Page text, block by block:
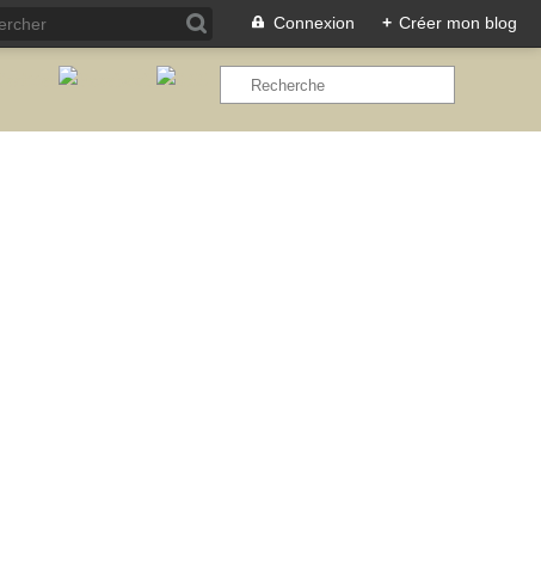
Connexion + Créer mon blog